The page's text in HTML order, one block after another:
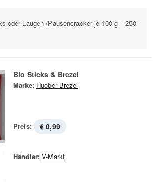
oder Laugen-/Pausencracker je 100-g – 250-
Bio Sticks & Brezel
Marke: Huober Brezel
Preis: € 0,99
Händler: V-Markt